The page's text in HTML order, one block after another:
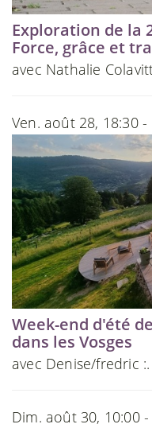
Exploration de la
Force, grâce et
avec Nathalie
Ven. août 28, 18:30 -
Week-end d'été
dans les Vosges
avec Denise/fredric :.
Dim. août 30, 10:00